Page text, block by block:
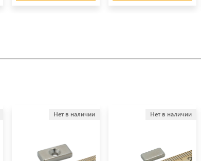
Нет в наличии Нет в наличии